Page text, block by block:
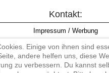
Kontakt:
Impressum / Werbung
Informationspflicht WKO
AGB
Einige von ihnen sind
andere helfen uns, diese
zu verbessern. Du kannst